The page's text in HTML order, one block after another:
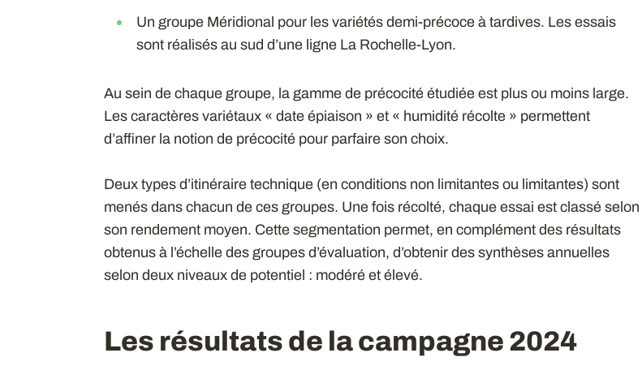
Un groupe Méridional pour les variétés demi-précoce à tardives. Les essais
sont réalisés au sud d’une ligne La Rochelle-Lyon.
Au sein de chaque groupe, la gamme de précocité étudiée est plus ou moins large.
Les caractères variétaux « date épiaison » et « humidité récolte » permettent
d’affiner la notion de précocité pour parfaire son choix.
Deux types d’itinéraire technique (en conditions non limitantes ou limitantes) sont
menés dans chacun de ces groupes. Une fois récolté, chaque essai est classé selon
son rendement moyen. Cette segmentation permet, en complément des résultats
obtenus à l’échelle des groupes d’évaluation, d’obtenir des synthèses annuelles
selon deux niveaux de potentiel : modéré et élevé.
Les résultats de la campagne 2024